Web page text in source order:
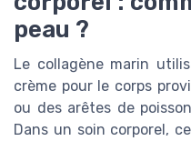
peau ?
Le collagène marin
crème pour le corps
ou des arêtes de
Dans un soin corporel,